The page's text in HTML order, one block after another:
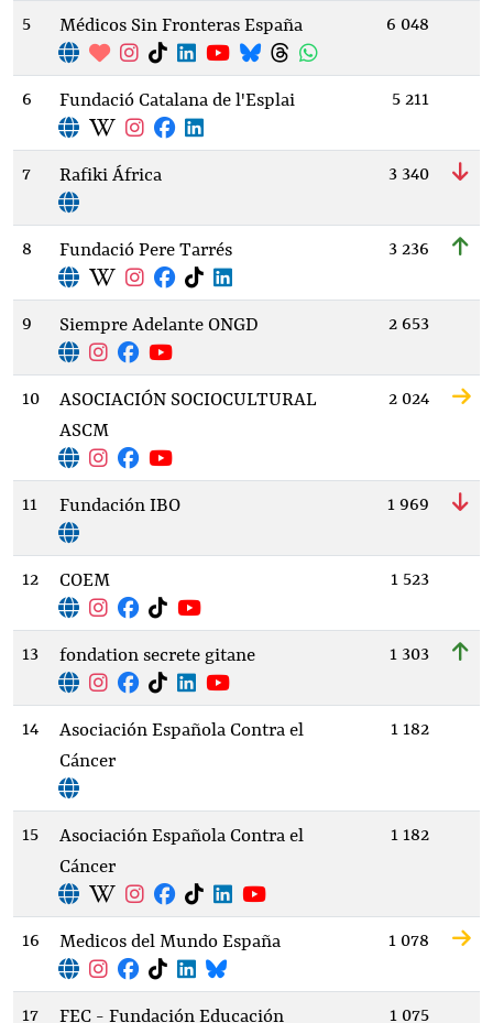
5 Médicos Sin Fronteras España 6 048
6 Fundació Catalana de l'Esplai 5 211
7 Rafiki África 3 340
8 Fundació Pere Tarrés 3 236
9 Siempre Adelante ONGD 2 653
10
ASOCIACIÓN SOCIOCULTURAL
ASCM
2 024
11 Fundación IBO 1 969
12 COEM 1 523
13 fondation secrete gitane 1 303
14
Asociación Española Contra el
Cáncer
1 182
15
Asociación Española Contra el
Cáncer
1 182
16 Medicos del Mundo España 1 078
17
FEC - Fundación Educación
1 075